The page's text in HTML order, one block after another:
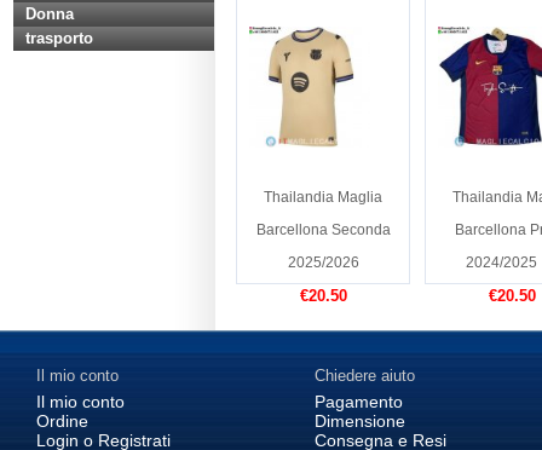
Donna
trasporto
Thailandia Maglia
Barcellona Seconda
2025/2026
€20.50
Thailandia
Barcellona
2024/2025
€20.50
Il mio conto
Il mio conto
Ordine
Login o Registrati
Chiedere aiuto
Pagamento
Dimensione
Consegna e Resi